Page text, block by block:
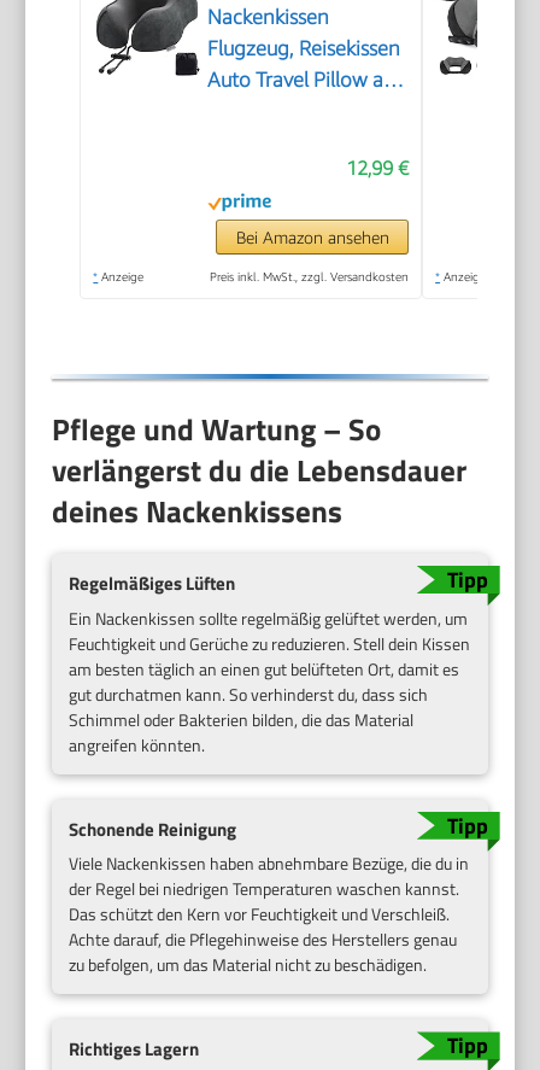
Nackenkissen
Flugzeug, Reisekissen
Auto Travel Pillow aus
Nackenhörnchen
Erwachsene für
Reisen, Camping,
Büro und Haus
12,99 €
Bei Amazon ansehen
* Anzeige Preis inkl. MwSt., zzgl. Versandkosten * Anzeige
Pflege und Wartung – So
verlängerst du die Lebensdauer
deines Nackenkissens
Regelmäßiges Lüften
Ein Nackenkissen sollte regelmäßig gelüftet werden, um
Feuchtigkeit und Gerüche zu reduzieren. Stell dein Kissen
am besten täglich an einen gut belüfteten Ort, damit es
gut durchatmen kann. So verhinderst du, dass sich
Schimmel oder Bakterien bilden, die das Material
angreifen könnten.
Schonende Reinigung
Viele Nackenkissen haben abnehmbare Bezüge, die du in
der Regel bei niedrigen Temperaturen waschen kannst.
Das schützt den Kern vor Feuchtigkeit und Verschleiß.
Achte darauf, die Pflegehinweise des Herstellers genau
zu befolgen, um das Material nicht zu beschädigen.
Richtiges Lagern